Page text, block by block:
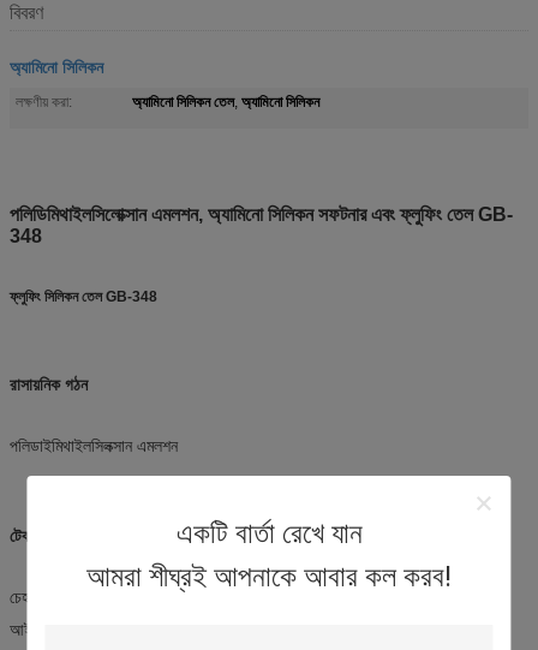
একটি বার্তা রেখে যান
আমরা শীঘ্রই আপনাকে আবার কল করব!
বিবরণ
অ্যামিনো সিলিকন
লক্ষণীয় করা: অ্যামিনো সিলিকন তেল, অ্যামিনো সিলিকন
পলিডিমিথাইলসিলোক্সান এমলশন, অ্যামিনো সিলিকন সফটনার এবং ফ্লুফিং তেল GB-
348
ফ্লুফিং সিলিকন তেল GB-348
রাসায়নিক গঠন
পলিডাইমিথাইলসিলক্সান এমলশন
টেকনিক্যাল স্পেসিফিকেশন
চেহারাঃ সাদা এমলশন
আইওনিকতাঃ নন-আইওনিক